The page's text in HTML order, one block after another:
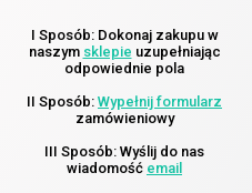
I Sposób: Dokonaj zakupu w
naszym sklepie uzupełniając
odpowiednie pola
II Sposób: Wypełnij formularz
zamówieniowy
III Sposób: Wyślij do nas
wiadomość email